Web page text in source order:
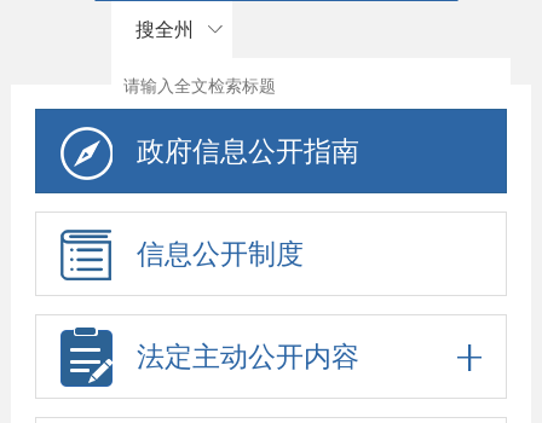
搜全州
政府信息公开指南
信息公开制度
法定主动公开内容